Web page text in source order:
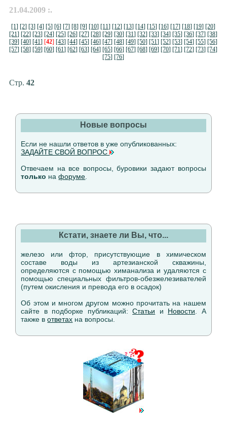
21.04.2009 :.
[1] [2] [3] [4] [5] [6] [7] [8] [9] [10] [11] [12] [13] [14] [15] [16] [17] [18] [19] [20]
[21] [22] [23] [24] [25] [26] [27] [28] [29] [30] [31] [32] [33] [34] [35] [36] [37] [38]
[39] [40] [41] [42] [43] [44] [45] [46] [47] [48] [49] [50] [51] [52] [53] [54] [55] [56]
[57] [58] [59] [60] [61] [62] [63] [64] [65] [66] [67] [68] [69] [70] [71] [72] [73] [74]
[75] [76]
Стр. 42
Новые вопросы
Если не нашли ответов в уже опубликованных:
ЗАДАЙТЕ СВОЙ ВОПРОС
Отвечаем на все вопросы, буровики задают вопросы
только нафоруме
Кстати, знаете ли Вы, что...
железо или фтор, присутствующие в химическом
составе воды из артезианской скважины,
определяются с помощью химанализа и удаляются с
помощью специальных фильтров-обезжелезивателей
(путем окисления и превода его в осадок)
Об этом и многом другом можно прочитать на нашем
сайте в подборке публикаций:Статьи и Новости . А
также вответах на вопросы.